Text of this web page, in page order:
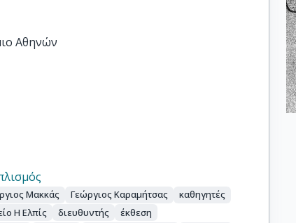
Αθηνών
Μακκάς Γεώργιος Καραμήτσας
καθηγητές
Η Ελπίς διευθυντής
έκθεση